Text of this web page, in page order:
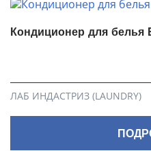
Кондиционер для
ЛАБ ИНДАСТРИЗ (LAUNDRY)